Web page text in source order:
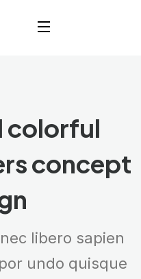
colorful
concept
libero sapien
undo quisque